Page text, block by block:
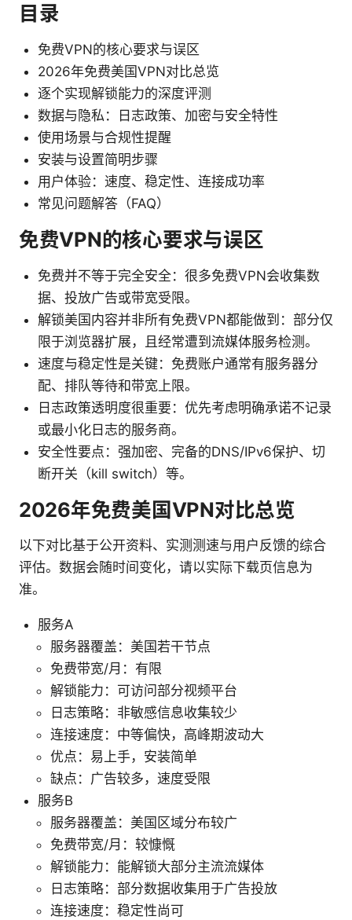
目录
免费VPN的核心要求与误区
2026年免费美国VPN对比总览
逐个实现解锁能力的深度评测
数据与隐私：日志政策、加密与安全特性
使用场景与合规性提醒
安装与设置简明步骤
用户体验：速度、稳定性、连接成功率
常见问题解答（FAQ）
免费VPN的核心要求与误区
免费并不等于完全安全：很多免费VPN会收集数
据、投放广告或带宽受限。
解锁美国内容并非所有免费VPN都能做到：部分仅
限于浏览器扩展，且经常遭到流媒体服务检测。
速度与稳定性是关键：免费账户通常有服务器分
配、排队等待和带宽上限。
日志政策透明度很重要：优先考虑明确承诺不记录
或最小化日志的服务商。
安全性要点：强加密、完备的DNS/IPv6保护、切
断开关（kill switch）等。
2026年免费美国VPN对比总览
以下对比基于公开资料、实测测速与用户反馈的综合
评估。数据会随时间变化，请以实际下载页信息为
准。
服务A
服务器覆盖：美国若干节点
免费带宽/月：有限
解锁能力：可访问部分视频平台
日志策略：非敏感信息收集较少
连接速度：中等偏快，高峰期波动大
优点：易上手，安装简单
缺点：广告较多，速度受限
服务B
服务器覆盖：美国区域分布较广
免费带宽/月：较慷慨
解锁能力：能解锁大部分主流流媒体
日志策略：部分数据收集用于广告投放
连接速度：稳定性尚可